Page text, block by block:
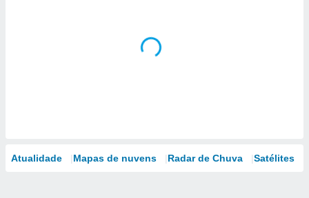
Atualidade Mapas de nuvens Radar de Chuva Satélites